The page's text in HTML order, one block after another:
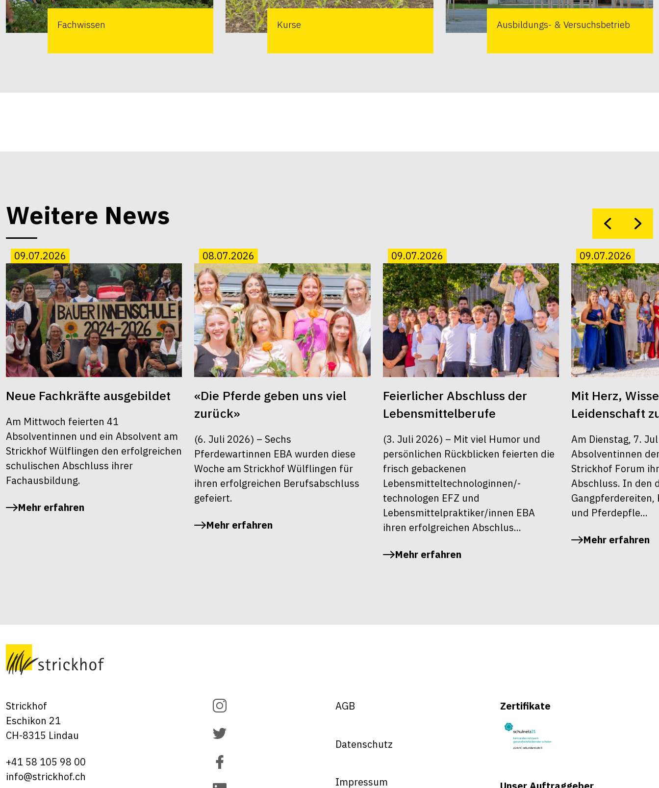
Fachwissen Kurse Ausbildungs- & Versuchsbetrieb
Weitere News
09.07.2026
Neue Fachkräfte ausgebildet
Am Mittwoch feierten 41
Absolventinnen und ein Absolvent am
Strickhof Wülflingen den erfolgreichen
schulischen Abschluss ihrer
Fachausbildung.
Mehr erfahren
08.07.2026
«Die Pferde geben uns viel
zurück»
(6. Juli 2026) – Sechs
Pferdewartinnen EBA wurden diese
Woche am Strickhof Wülflingen für
ihren erfolgreichen Berufsabschluss
gefeiert.
Mehr erfahren
09.07.2026
Feierlicher Abschluss der
Lebensmittelberufe
(3. Juli 2026) – Mit viel Humor und
persönlichen Rückblicken feierten die
frisch gebackenen
Lebensmitteltechnologinnen/-
technologen EFZ und
Lebensmittelpraktiker/innen EBA
ihren erfolgreichen Abschlus...
Mehr erfahren
09.07.2026
Mit Herz,
Leidenschaft
Am Dienstag, 7.
Absolventinnen
Strickhof Forum
Abschluss. In den
Gangpferdereiten,
und Pferdepfle...
Mehr erfahren
Strickhof
Eschikon 21
CH-8315 Lindau
+41 58 105 98 00
info@strickhof.ch
AGB
Datenschutz
Impressum
Zertifikate